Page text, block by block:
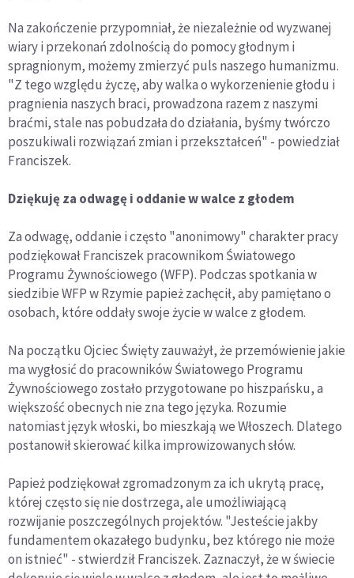
Na zakończenie przypomniał, że niezależnie od wyzwanej
wiary i przekonań zdolnością do pomocy głodnym i
spragnionym, możemy zmierzyć puls naszego humanizmu.
"Z tego względu życzę, aby walka o wykorzenienie głodu i
pragnienia naszych braci, prowadzona razem z naszymi
braćmi, stale nas pobudzała do działania, byśmy twórczo
poszukiwali rozwiązań zmian i przekształceń" - powiedział
Franciszek.
Dziękuję za odwagę i oddanie w walce z głodem
Za odwagę, oddanie i często "anonimowy" charakter pracy
podziękował Franciszek pracownikom Światowego
Programu Żywnościowego (WFP). Podczas spotkania w
siedzibie WFP w Rzymie papież zachęcił, aby pamiętano o
osobach, które oddały swoje życie w walce z głodem.
Na początku Ojciec Święty zauważył, że przemówienie jakie
ma wygłosić do pracowników Światowego Programu
Żywnościowego zostało przygotowane po hiszpańsku, a
większość obecnych nie zna tego języka. Rozumie
natomiast język włoski, bo mieszkają we Włoszech. Dlatego
postanowił skierować kilka improwizowanych słów.
Papież podziękował zgromadzonym za ich ukrytą pracę,
której często się nie dostrzega, ale umożliwiającą
rozwijanie poszczególnych projektów. "Jesteście jakby
fundamentem okazałego budynku, bez którego nie może
on istnieć" - stwierdził Franciszek. Zaznaczył, że w świecie